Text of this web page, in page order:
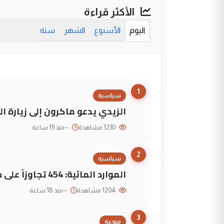
الأكثر قراءة
اليوم الأسبوع الشهر سنة
1
سياسية
الزيدي يدعو ماكرون إلى زيارة
--منذ 19 ساعة
2
سياسية
الموارد المائية: 454 تجاوزاً على دجلة تعود لجهات متنفذة
--منذ 18 ساعة
3
منوعة